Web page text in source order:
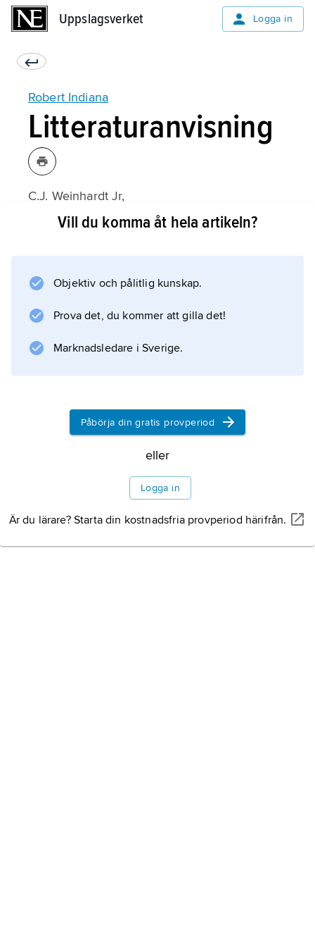
Uppslagsverket Logga in
Robert Indiana
Litteraturanvisning
C.J. Weinhardt Jr,
Robert Indiana
Vill du komma åt hela artikeln?
Objektiv och pålitlig kunskap.
Prova det, du kommer att gilla det!
Marknadsledare i Sverige.
Påbörja din gratis provperiod
eller
Logga in
Är du lärare? Starta din kostnadsfria provperiod härifrån.